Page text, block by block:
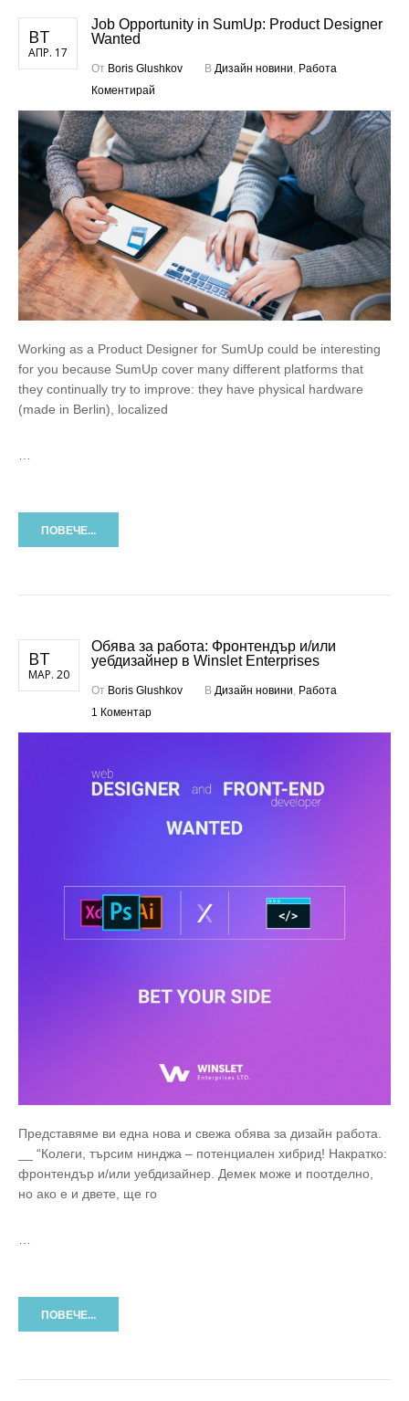
ВТ
АПР. 17
Job Opportunity in SumUp: Product Designer
Wanted
От Boris Glushkov В Дизайн новини Работа
Коментирай
Working as a Product Designer for SumUp could be interesting
for you because SumUp cover many different platforms that
they continually try to improve: they have physical hardware
(made in Berlin), localized
ПОВЕЧЕ...
ВТ
МАР. 20
Обява за работа: Фронтендър и/или
уебдизайнер в Winslet Enterprises
От Boris Glushkov В Дизайн новини Работа
1 Коментар
Представяме ви една нова и свежа обява за дизайн работа.
__ “Колеги, търсим нинджа – потенциален хибрид! Накратко:
фронтендър и/или уебдизайнер. Демек може и поотделно,
но ако е и двете, ще го
ПОВЕЧЕ...